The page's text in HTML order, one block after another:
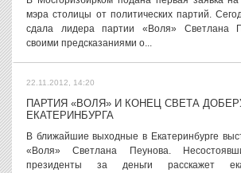
мэра столицы от политических партий.
сдала лидера партии «Воля» Светлана
своими предсказаниями о...
22.11.2012, 14:20
ПАРТИЯ «ВОЛЯ» И КОНЕЦ СВЕТА
ЕКАТЕРИНБУРГА
В ближайшие выходные в Екатеринбурге
«Воля» Светлана Пеунова.
президенты за деньги расскажет